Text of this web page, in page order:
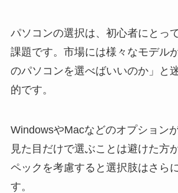
パソコンの選択は、初心者にとっ
課題です。市場には様々なモデル
のパソコンを選べばいいのか」と
的です。
WindowsやMacなどのオプション
見た目だけで選ぶことは避けた方
ペックを考慮すると選択肢はさら
す。